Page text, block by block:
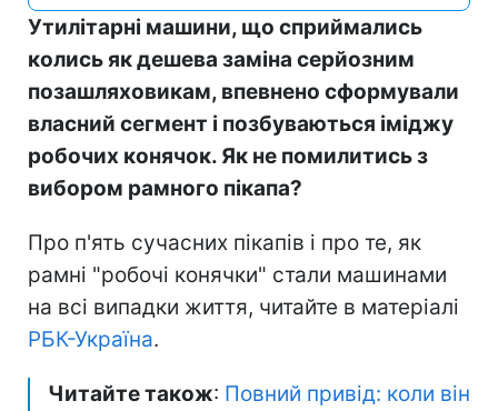
Утилітарні машини, що сприймались
колись як дешева заміна серйозним
позашляховикам, впевнено сформували
власний сегмент і позбуваються іміджу
робочих конячок. Як не помилитись з
вибором рамного пікапа?
Про п'ять сучасних пікапів і про те, як
рамні "робочі конячки" стали машинами
на всі випадки життя, читайте в матеріалі
РБК-Україна.
Читайте також: Повний привід: коли він